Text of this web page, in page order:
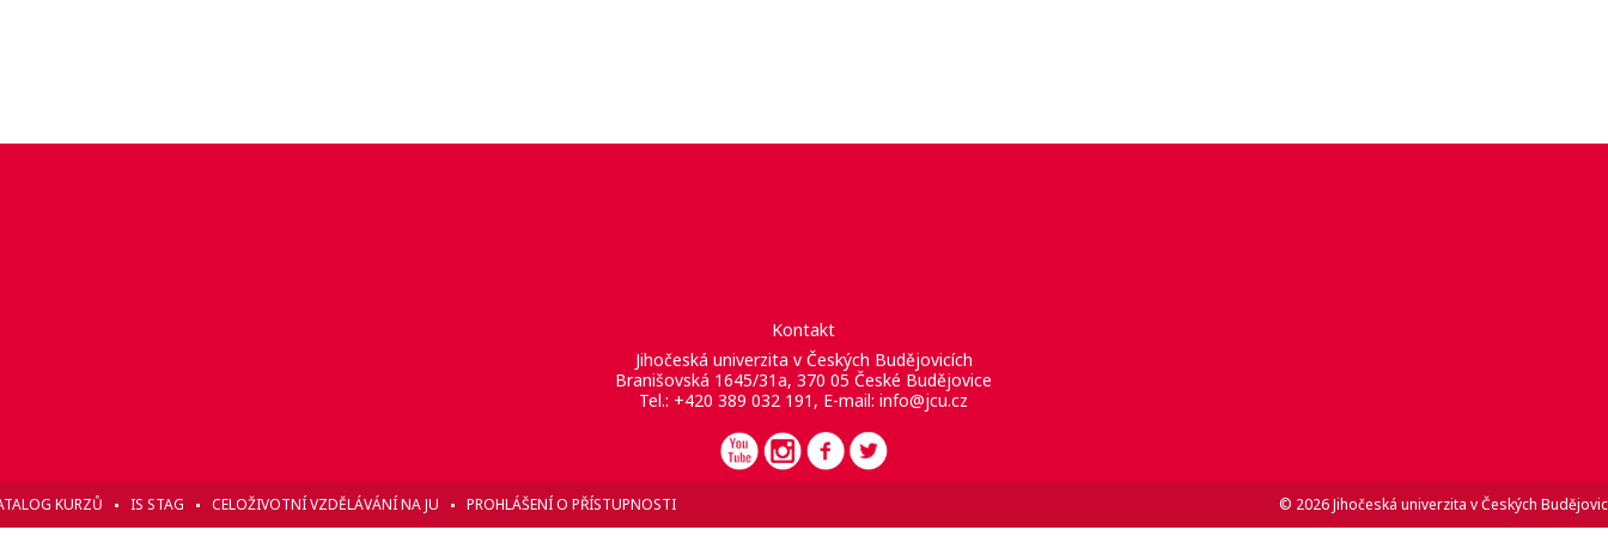
Kontakt
Jihočeská univerzita v Českých Budějovicích
Branišovská 1645/31a, 370 05 České Budějovice
Tel.: +420 389 032 191, E-mail: info@jcu.cz
KURZŮ IS STAG CELOŽIVOTNÍ VZDĚLÁVÁNÍ NA JU PROHLÁŠENÍ O PŘÍSTUPNOSTI © 2026 Jihočeská univerzita v Českých